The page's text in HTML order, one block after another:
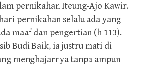
pernikahan Iteung-Ajo Kawir.
pernikahan selalu ada yang
maaf dan pengertian (h 113).
Budi Baik, ia justru mati di
menghajarnya tanpa ampun